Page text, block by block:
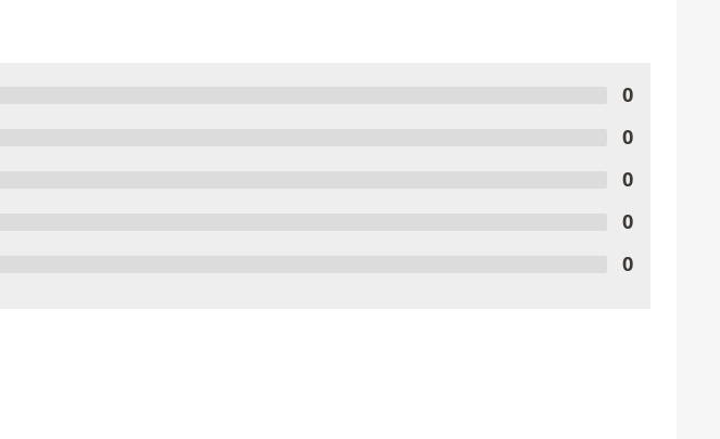
0
0
0
0
0